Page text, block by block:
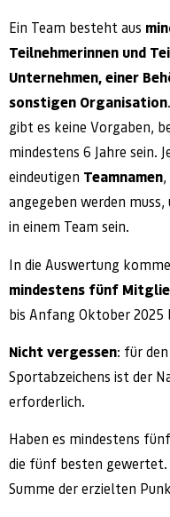
Ein Team besteht aus
Teilnehmerinnen und
Unternehmen, einer
sonstigen Organisation
gibt es keine Vorgaben,
mindestens 6 Jahre sein.
eindeutigen Teamnamen
angegeben werden
in einem Team sein.
In die Auswertung
mindestens fünf
bis Anfang Oktober 2025
Nicht vergessen: für
Sportabzeichens ist der
erforderlich.
Haben es mindestens
die fünf besten gewertet.
Summe der erzielten